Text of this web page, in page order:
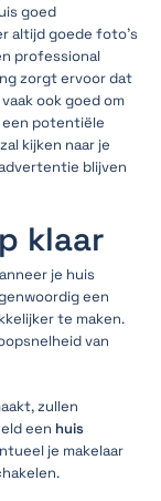
goed
altijd goede foto’s
professional
zorgt ervoor dat
ook goed om
een potentiële
kijken naar je
blijven
klaar
je huis
een
te maken.
van
zullen
een huis
je makelaar